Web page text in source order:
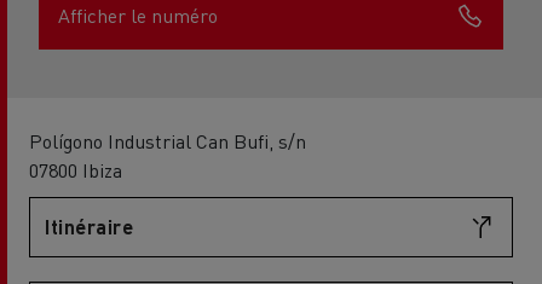
Afficher le numéro
Polígono Industrial Can Bufi, s/n
07800 Ibiza
Itinéraire